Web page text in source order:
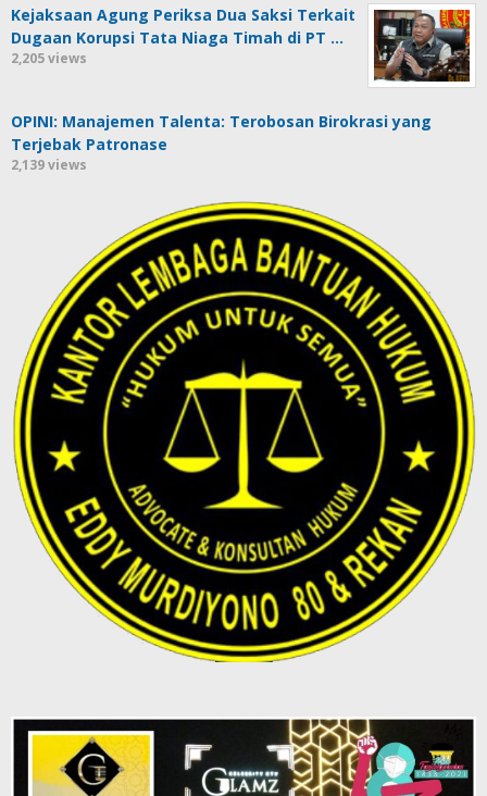
Kejaksaan Agung Periksa Dua Saksi Terkait
Dugaan Korupsi Tata Niaga Timah di PT …
2,205 views
OPINI: Manajemen Talenta: Terobosan Birokrasi yang
Terjebak Patronase
2,139 views